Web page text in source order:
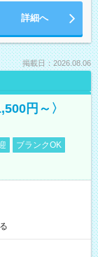
詳細へ
掲載日：2026.08.06
円～〉
ブランクOK